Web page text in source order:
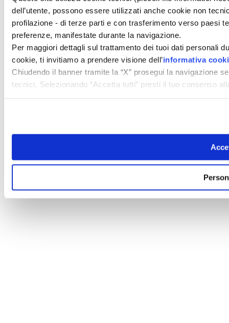
dell’utente, possono essere utilizzati anche cookie non
profilazione - di terze parti e con trasferimento verso paesi
preferenze, manifestate durante la navigazione.
Per maggiori dettagli sul trattamento dei tuoi dati personali
cookie, ti invitiamo a prendere visione dell’informativa
Chiudendo il banner tramite la “X” prosegui la navigazione
tecnici. Selezionando “Accetta tutti” presti il tuo consenso
Capitale sociale € 8.000.000,00 i.v.